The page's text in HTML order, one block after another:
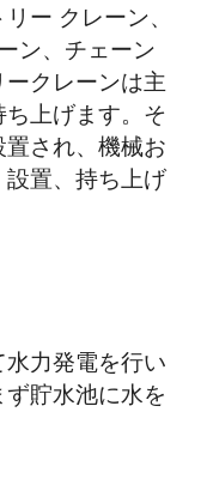
ー クレーン、
ン、チェーン
クレーンは主
上げます。そ
され、機械お
置、持ち上げ
力発電を行い
貯水池に水を